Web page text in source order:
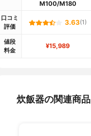
M100/M180
口コミ
評価
3.63(1)
値段
料金
¥15,989
炊飯器の関連商品